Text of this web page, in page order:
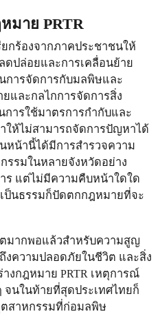
มาย PRTR
กร้องจากภาคประชาชนให้
ดปล่อยและการเคลื่อนย้าย
นการจัดการกับมลพิษและ
และกลไกการจัดการสิ่ง
การใช้มาตรการกำกับและ
ให้ไม่สามารถจัดการปัญหาได้
หน้านี้ได้มีการสำรวจความ
รรมในหลายจังหวัดอย่าง
ร แต่ไม่มีความคืบหน้าใดใด
ป็นธรรมก็ปัดตกกฎหมายที่จะ
มากพอแล้วสำหรับความสูญ
งความปลอดภัยในชีวิต และสิ่ง
งกฎหมาย PRTR เหตุการณ์
จนในท้ายที่สุดประเทศไทยก็
ตสาหกรรมที่ก่อมลพิษ